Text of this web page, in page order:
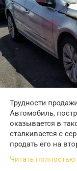
Трудности
Автомобиль,
оказывается в
сталкивается с
продать его на
Читать полностью